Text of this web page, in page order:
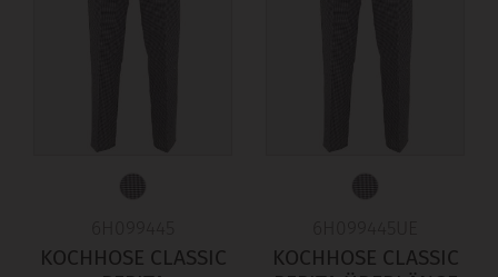
KOCHHOSE CLASSIC
KOCHHOSE CLASSIC